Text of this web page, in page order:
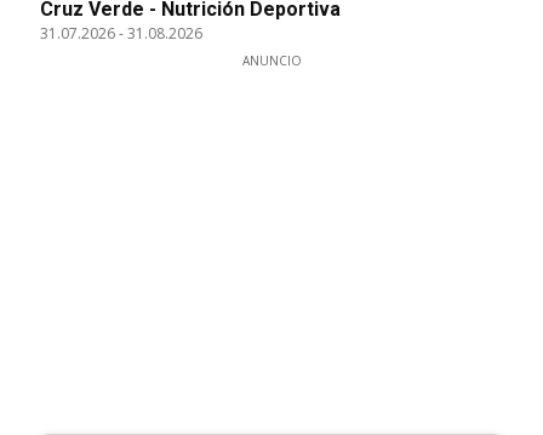
Cruz Verde - Nutrición Deportiva
31.07.2026-31.08.2026
ANUNCIO